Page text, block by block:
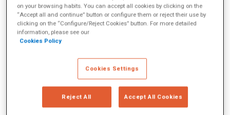
posición única se contribuye a conformar un estilo diferente; los
docentes, alumnos y familias así lo manifiestan cuando les
visitamos: en Viraolai respiramos horizontes abiertos. La vista de
la ciudad es maravillosa. La creatividad se expande en este
on your browsing habits. You can accept all cookies by clicking on the
“Accept all and continue” button or configure them or reject their use by
clicking on the “Configure/Reject Cookies” button. For more detailed
information, please see our
Cookies Policy
Cookies Settings
Reject All Accept All Cookies